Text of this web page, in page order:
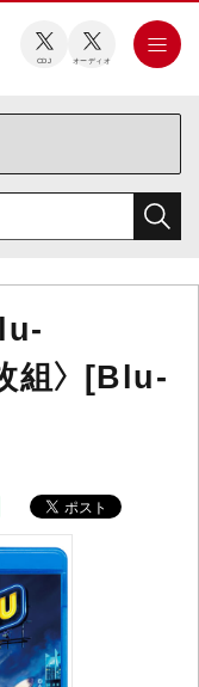
CDJ オーディオ
組〉 [Blu-